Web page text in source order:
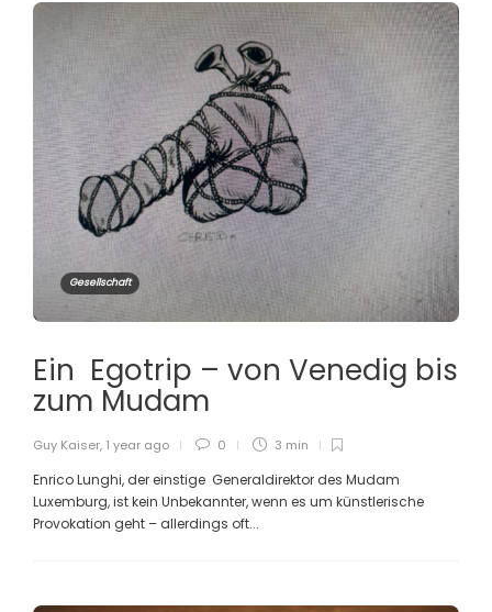
Gesellschaft
Ein Egotrip – von Venedig bis
zum Mudam
Guy Kaiser, 1 year ago 0 3 min
Enrico Lunghi, der einstige Generaldirektor des Mudam
Luxemburg, ist kein Unbekannter, wenn es um künstlerische
Provokation geht – allerdings oft...